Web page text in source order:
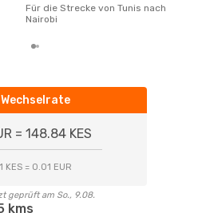
Für die Strecke von Tunis nach
Nairobi
Wechselrate
= 148.84 KES
1 KES = 0.01 EUR
geprüft am So., 9.08.
kms